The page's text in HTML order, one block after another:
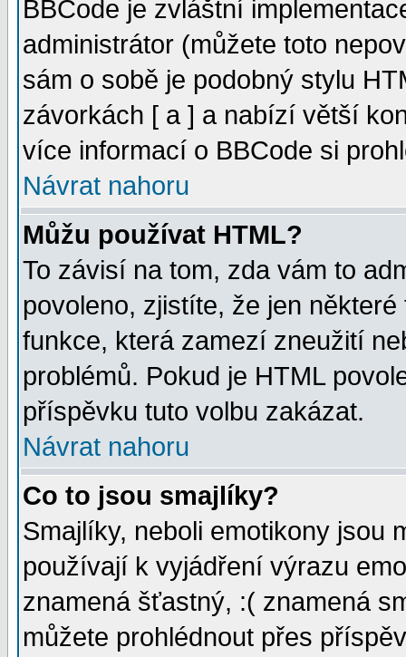
BBCode je zvláštní
administrátor (můžete toto
sám o sobě je podobný stylu
závorkách [ a ] a nabízí větší
více informací o BBCode si
Návrat nahoru
Můžu používat HTML?
To závisí na tom, zda vám to
povoleno, zjistíte, že jen
funkce, která zamezí zneužití
problémů. Pokud je HTML
příspěvku tuto volbu zakázat.
Návrat nahoru
Co to jsou smajlíky?
Smajlíky, neboli emotikony jsou
používají k vyjádření výrazu
znamená šťastný, :( znamená
můžete prohlédnout přes